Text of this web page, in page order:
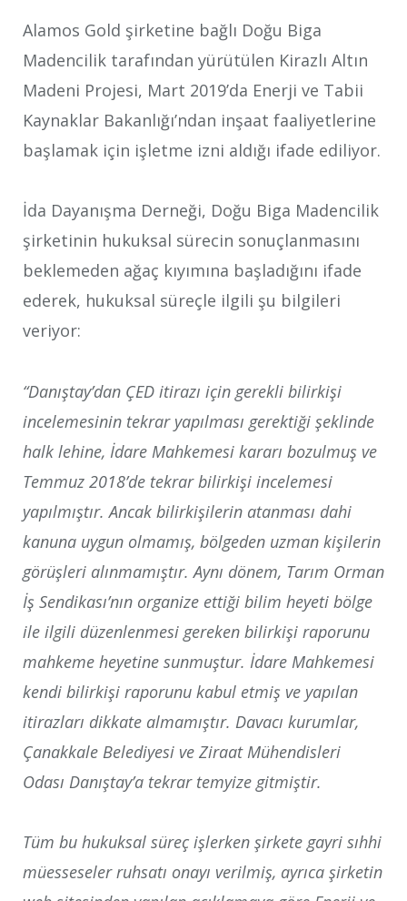
Alamos Gold şirketine bağlı Doğu Biga
Madencilik tarafından yürütülen Kirazlı Altın
Madeni Projesi, Mart 2019’da Enerji ve Tabii
Kaynaklar Bakanlığı’ndan inşaat faaliyetlerine
başlamak için işletme izni aldığı ifade ediliyor.
İda Dayanışma Derneği, Doğu Biga Madencilik
şirketinin hukuksal sürecin sonuçlanmasını
beklemeden ağaç kıyımına başladığını ifade
ederek, hukuksal süreçle ilgili şu bilgileri
veriyor:
“Danıştay’dan ÇED itirazı için gerekli bilirkişi
incelemesinin tekrar yapılması gerektiği şeklinde
halk lehine, İdare Mahkemesi kararı bozulmuş ve
Temmuz 2018’de tekrar bilirkişi incelemesi
yapılmıştır. Ancak bilirkişilerin atanması dahi
kanuna uygun olmamış, bölgeden uzman kişilerin
görüşleri alınmamıştır. Aynı dönem, Tarım Orman
İş Sendikası’nın organize ettiği bilim heyeti bölge
ile ilgili düzenlenmesi gereken bilirkişi raporunu
mahkeme heyetine sunmuştur. İdare Mahkemesi
kendi bilirkişi raporunu kabul etmiş ve yapılan
itirazları dikkate almamıştır. Davacı kurumlar,
Çanakkale Belediyesi ve Ziraat Mühendisleri
Odası Danıştay’a tekrar temyize gitmiştir.
Tüm bu hukuksal süreç işlerken şirkete gayri sıhhi
müesseseler ruhsatı onayı verilmiş, ayrıca şirketin